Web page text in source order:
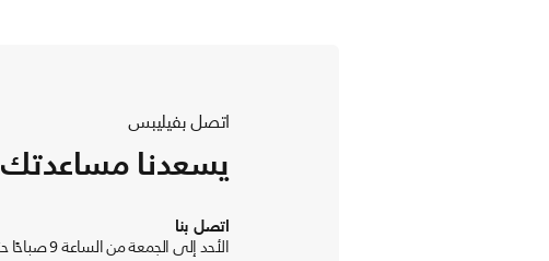
اتصل بفيليبس
يسعدنا مساعدتك
اتصل بنا
الأحد إلى الجمعة من الساعة 9 صباحًا حتى 8 مساءً بتوقيت الامارات